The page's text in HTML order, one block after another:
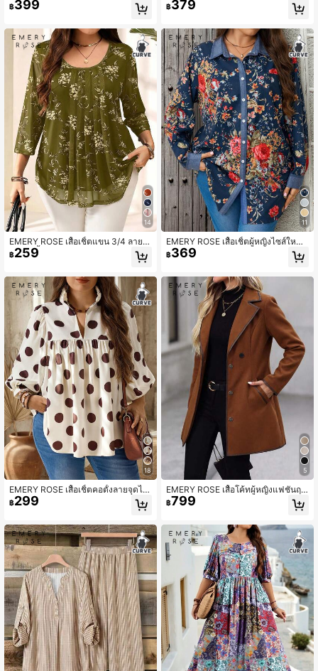
ลำลอง สีแอปริคอต คอกลม แขนกุด ทร
งหลวม ลายทาง กางเกงขาสั้น สำหรับฤ
฿399
14
EMERY ROSE เสื้อเชิ้ตแขน 3/4 ลายด
อกไม้สีน้ำเงินสำหรับผู้หญิงไซส์ใหญ่,ชุด
ฤดูร้อนสำหรับผู้หญิงฤดูใบไม้ร่วง
฿259
18
EMERY ROSE เสื้อเชิ้ตคอตั้งลายจุดไซ
ส์ใหญ่ สำหรับออฟฟิศ วันหยุด คลับ ฤดู
ใบไม้ร่วง สไตล์หรูหรา
฿299
ดกัน คอกลม แขนสั้น จีบ ต่อผ้า สำหรับ
ออฟฟิศ สีน้ำเงินเข้มและสีขาว ฤดูร้อน
฿379
11
EMERY ROSE เสื้อเชิ้ตผู้หญิงไซส์ใหญ่
ลายดอกไม้ กระดุมแถวเดียว สไตล์ลำล
องและธุรกิจลำลอง ใส่ได้หลากหลาย สำ
ข้ม ฤดูร้อนและฤดูใบไม้ร่วง
฿369
5
EMERY ROSE เสื้อโค้ทผู้หญิงแฟชั่นฤดู
ใบไม้ร่วง/ฤดูหนาว ขอบตัดสี ผสมขนสั
ตว์
฿799